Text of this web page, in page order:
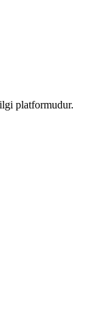
platformudur.